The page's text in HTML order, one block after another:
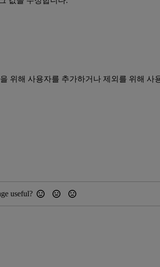
위해 사용자를 추가하거나 제외를 위해 사
useful?